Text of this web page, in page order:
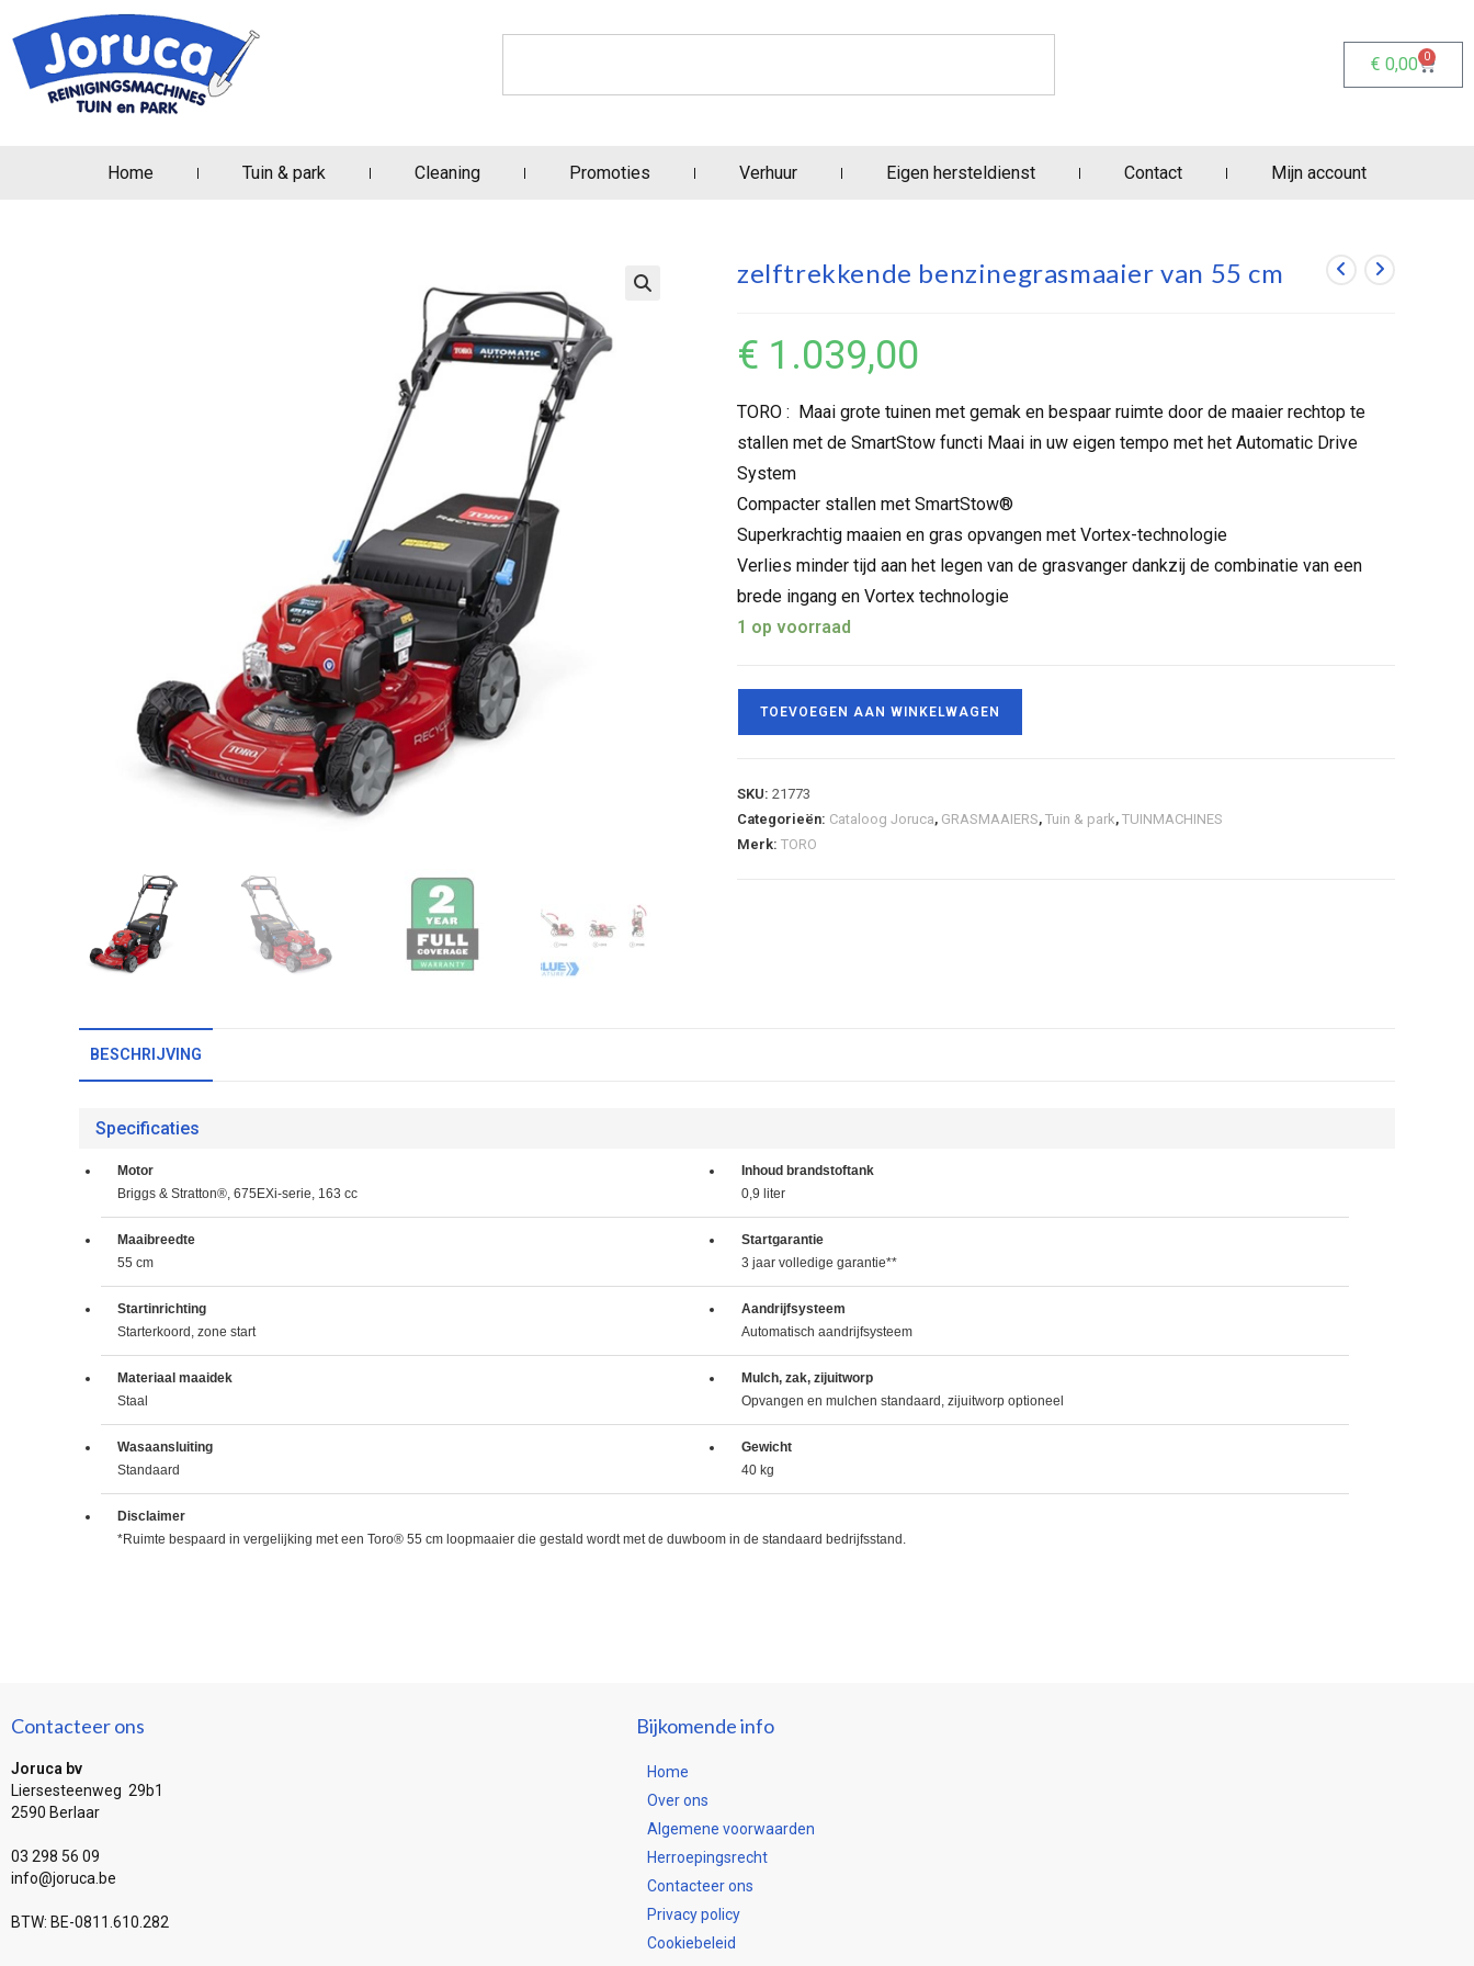
€ 0,00 0
Home Tuin & park Cleaning Promoties Verhuur Eigen hersteldienst Contact Mijn account
zelftrekkende benzinegrasmaaier van 55 cm
€ 1.039,00
TORO : Maai grote tuinen met gemak en bespaar ruimte door de maaier rechtop te
stallen met de SmartStow functi Maai in uw eigen tempo met het Automatic Drive
System
Compacter stallen met SmartStow®
Superkrachtig maaien en gras opvangen met Vortex-technologie
Verlies minder tijd aan het legen van de grasvanger dankzij de combinatie van een
brede ingang en Vortex technologie
1 op voorraad
TOEVOEGEN AAN WINKELWAGEN
SKU: 21773
Categorieën: Cataloog Joruca, GRASMAAIERS, Tuin & park, TUINMACHINES
Merk: TORO
BESCHRIJVING
Specificaties
Motor
Briggs & Stratton®, 675EXi-serie, 163 cc
Inhoud brandstoftank
0,9 liter
Maaibreedte
55 cm
Startgarantie
3 jaar volledige garantie**
Startinrichting
Starterkoord, zone start
Aandrijfsysteem
Automatisch aandrijfsysteem
Materiaal maaidek
Staal
Mulch, zak, zijuitworp
Opvangen en mulchen standaard, zijuitworp optioneel
Wasaansluiting
Standaard
Gewicht
40 kg
Disclaimer
*Ruimte bespaard in vergelijking met een Toro® 55 cm loopmaaier die gestald wordt met de duwboom in de standaard bedrijfsstand.
Contacteer ons
Joruca bv
Liersesteenweg 29b1
2590 Berlaar
03 298 56 09
info@joruca.be
BTW: BE-0811.610.282
Bijkomende info
Home
Over ons
Algemene voorwaarden
Herroepingsrecht
Contacteer ons
Privacy policy
Cookiebeleid